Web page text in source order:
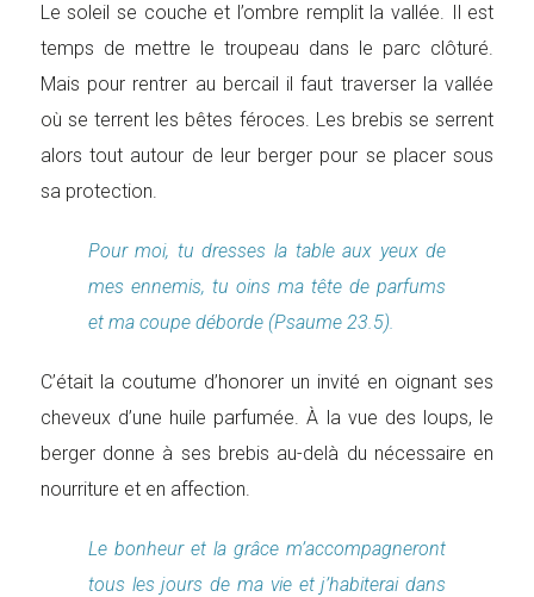
Le soleil se couche et l’ombre remplit la vallée. Il est
temps de mettre le troupeau dans le parc clôturé.
Mais pour rentrer au bercail il faut traverser la vallée
où se terrent les bêtes féroces. Les brebis se serrent
alors tout autour de leur berger pour se placer sous
sa protection.
Pour moi, tu dresses la table aux yeux de
mes ennemis, tu oins ma tête de parfums
et ma coupe déborde (Psaume 23.5).
C’était la coutume d’honorer un invité en oignant ses
cheveux d’une huile parfumée. À la vue des loups, le
berger donne à ses brebis au-delà du nécessaire en
nourriture et en affection.
Le bonheur et la grâce m’accompagneront
tous les jours de ma vie et j’habiterai dans